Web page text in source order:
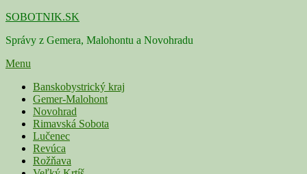
Skip
content
SOBOTNIK.SK
Správy z Gemera, Malohontu a Novohradu
Menu
Primárne
menu
Banskobystrický kraj
Gemer-Malohont
Novohrad
Rimavská Sobota
Lučenec
Revúca
Rožňava